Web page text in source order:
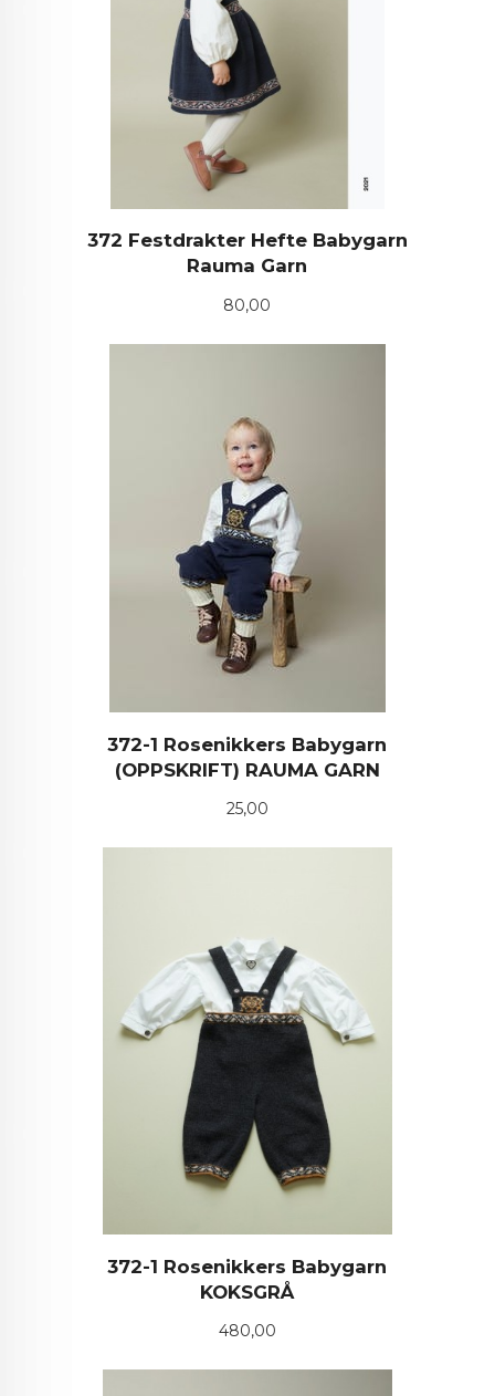
372 Festdrakter Hefte Babygarn
Rauma Garn
Pris
80,00
372-1 Rosenikkers Babygarn
(OPPSKRIFT) RAUMA GARN
Pris
25,00
372-1 Rosenikkers Babygarn
KOKSGRÅ
Pris
480,00